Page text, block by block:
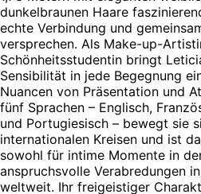
dunkelbraunen Haare
echte Verbindung und
versprechen. Als Make-up-
Schönheitsstudentin bringt
Sensibilität in jede Begegnung
Nuancen von Präsentation und
fünf Sprachen – Englisch,
und Portugiesisch – bewegt sie
internationalen Kreisen und ist
sowohl für intime Momente in
anspruchsvolle Verabredungen
weltweit. Ihr freigeistiger